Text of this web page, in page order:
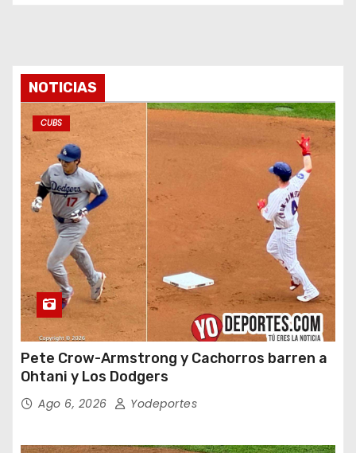
NOTICIAS
CUBS
Pete Crow-Armstrong y Cachorros barren a
Ohtani y Los Dodgers
Ago 6, 2026 Yodeportes